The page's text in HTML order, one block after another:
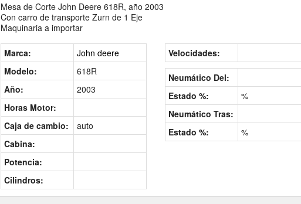
Mesa de Corte John Deere 618R, año 2003
Con carro de transporte Zurn de 1 Eje
Maquinaria a importar
Marca:
John deere
Modelo:
618R
Año:
2003
Horas Motor:
Caja de cambio:
auto
Cabina:
Potencia:
Cilindros:
Velocidades:
Neumático Del:
Estado %:
%
Neumático Tras:
Estado %:
%